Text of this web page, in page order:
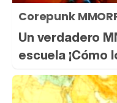
Corepunk
Un verdadero
escuela ¡Cómo